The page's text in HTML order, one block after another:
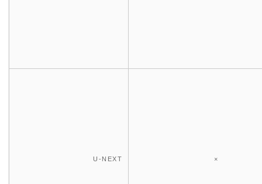
U-NEXT ×